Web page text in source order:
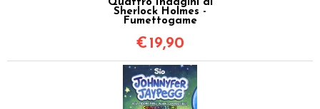
Quattro Indagini di
Sherlock Holmes -
Fumettogame
€ 19,90